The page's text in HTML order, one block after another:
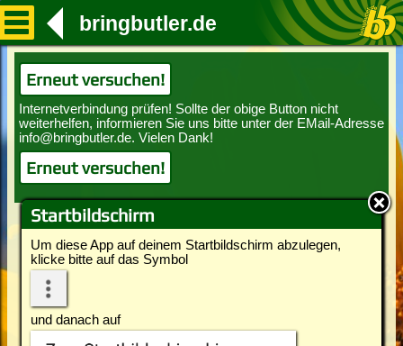
Startbildschirm
Um diese App auf deinem Startbildschirm abzulegen,
klicke bitte auf das Symbol
und danach auf
bringbutler.de
Erneut versuchen!
Erneut versuchen!